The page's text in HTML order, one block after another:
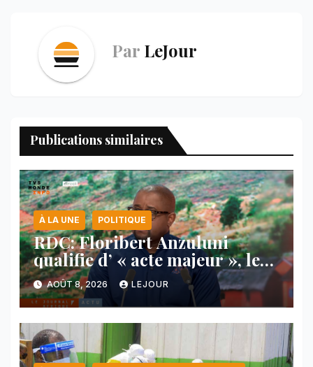
Par LeJour
Publications similaires
À LA UNE POLITIQUE
RDC: Floribert Anzuluni
qualifie d’ « acte majeur », le
protocole de désarmement des
FDLR
AOÛT 8, 2026 LEJOUR